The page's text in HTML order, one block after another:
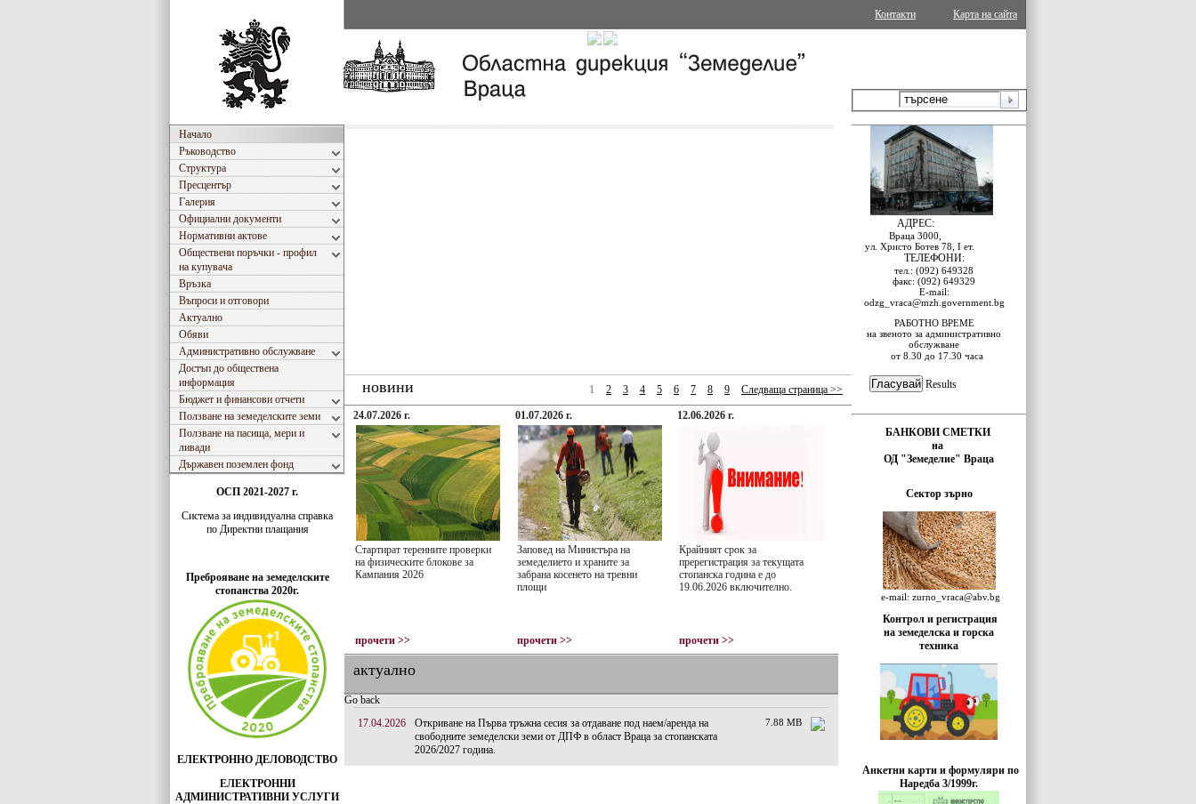
Карта на сайта
Контакти
Начало
Ръководство
Структура
Пресцентър
Галерия
Официални документи
Нормативни актове
Обществени поръчки - профил
на купувача
Връзка
Въпроси и отговори
Актуално
Обяви
Административно обслужване
Достъп до обществена
информация
Бюджет и финансови отчети
Ползване на земеделските земи
Ползване на пасища, мери и
ливади
Държавен поземлен фонд
ОСП 2021-2027 г.
Система за индивидуaлна справка
по Директни плащания
Преброяване на земеделските
стопанства 2020г.
ЕЛЕКТРОННО ДЕЛОВОДСТВО
ЕЛЕКТРОННИ
АДМИНИСТРАТИВНИ УСЛУГИ
новини
24.07.2026 г.
Стартират теренните проверки
на физическите блокове за
Кампания 2026
прочети >>
01.07.2026 г.
Заповед на Министъра на
земеделието и храните за
забрана косенето на тревни
площи
прочети >>
12.06.2026 г.
Крайният срок за
пререгистрация за текущата
стопанска година е до
19.06.2026 включително.
прочети >>
1 2 3 4 5 6 7 8 9 Следваща страница >>
актуално
Go back
17.04.2026
Откриване на Първа тръжна сесия за отдаване под наем/аренда на
свободните земеделски земи от ДПФ в област Враца за стопанската
2026/2027 година.
7.88 MB
АДРЕС:
Враца 3000,
ул. Христо Ботев 78, I ет.
ТЕЛЕФОНИ:
тел.: (092) 649328
факс: (092) 649329
E-mail:
odzg_vraca@mzh.government.bg
РАБОТНО ВРЕМЕ
на звеното за административно
обслужване
от 8.30 до 17.30 часа
Results
БАНКОВИ СМЕТКИ
на
ОД "Земеделие" Враца
Сектор зърно
e-mail: zurno_vraca@abv.bg
Контрол и регистрация
на земеделска и горска
техника
Анкетни карти и формуляри по
Наредба 3/1999г.